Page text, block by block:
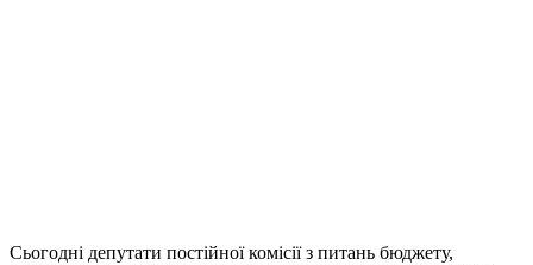
Сьогодні депутати постійної комісії з питань бюджету,